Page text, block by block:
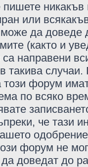
никакъв
или
да доведе
(както и
са направени
такива
този форум
по всяко
че тази
форум не
да доведат до